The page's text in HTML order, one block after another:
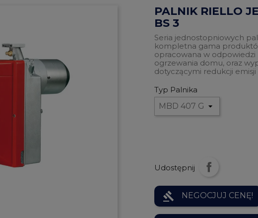
PALNIK RIELLO
BS 3
Seria jednostopniowych
kompletna gama
opracowana w odpowiedzi
ogrzewania domu, oraz
dotyczącymi redukcji emisji
Typ Palnika
Udostępnij
gavel NEGOCJUJ CENĘ!